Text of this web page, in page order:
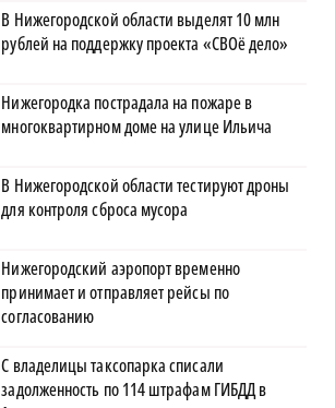
В Нижегородской области выделят 10 млн
рублей на поддержку проекта «СВОё дело»
Нижегородка пострадала на пожаре в
многоквартирном доме на улице Ильича
В Нижегородской области тестируют дроны
для контроля сброса мусора
Нижегородский аэропорт временно
принимает и отправляет рейсы по
согласованию
С владелицы таксопарка списали
задолженность по 114 штрафам ГИБДД в